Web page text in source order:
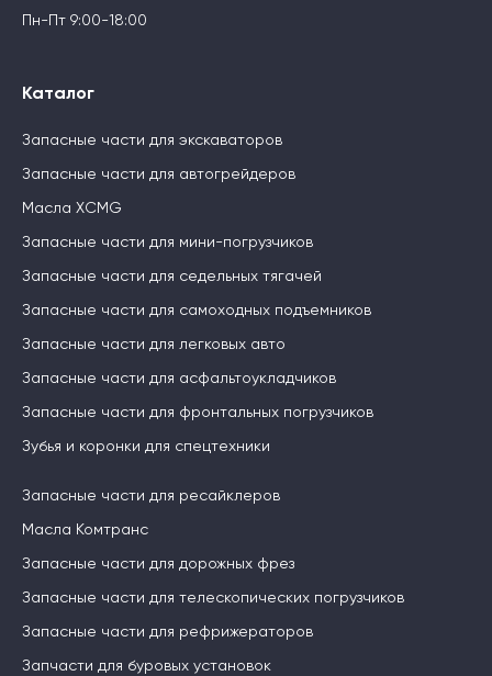
Пн-Пт 9:00-18:00
Каталог
Запасные части для экскаваторов
Запасные части для автогрейдеров
Масла XCMG
Запасные части для мини-погрузчиков
Запасные части для седельных тягачей
Запасные части для самоходных подъемников
Запасные части для легковых авто
Запасные части для асфальтоукладчиков
Запасные части для фронтальных погрузчиков
Зубья и коронки для спецтехники
Запасные части для ресайклеров
Масла Комтранс
Запасные части для дорожных фрез
Запасные части для телескопических погрузчиков
Запасные части для рефрижераторов
Запчасти для буровых установок